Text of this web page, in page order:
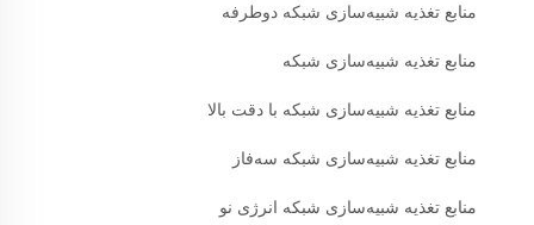
منابع تغذیه شبیه‌سازی شبکه دوطرفه
منابع تغذیه شبیه‌سازی شبکه
منابع تغذیه شبیه‌سازی شبکه با دقت بالا
منابع تغذیه شبیه‌سازی شبکه سه‌فاز
منابع تغذیه شبیه‌سازی شبکه انرژی نو